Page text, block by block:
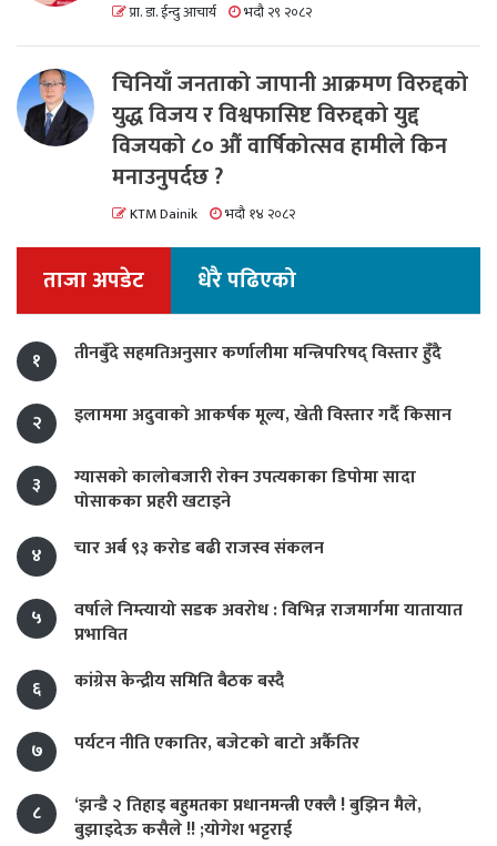
प्रा. डा. ईन्दु आचार्य भदौ २९ २०८२
चिनियाँ जनताको जापानी आक्रमण विरुद्दको
युद्ध विजय र विश्वफासिष्ट विरुद्दको युद्द
विजयको ८० औं वार्षिकोत्सव हामीले किन
मनाउनुपर्दछ ?
KTM Dainik भदौ १४ २०८२
ताजा अपडेट धेरै पढिएको
१ तीनबुँदे सहमतिअनुसार कर्णालीमा मन्त्रिपरिषद् विस्तार हुँदै
२ इलाममा अदुवाको आकर्षक मूल्य, खेती विस्तार गर्दै किसान
३
ग्यासको कालोबजारी रोक्न उपत्यकाका डिपोमा सादा
पोसाकका प्रहरी खटाइने
४
चार अर्ब ९३ करोड बढी राजस्व संकलन
५
वर्षाले निम्त्यायो सडक अवरोध : विभिन्न राजमार्गमा यातायात
प्रभावित
६
कांग्रेस केन्द्रीय समिति बैठक बस्दै
७ पर्यटन नीति एकातिर, बजेटको बाटो अर्कैतिर
८
‘झन्डै २ तिहाइ बहुमतका प्रधानमन्त्री एक्लै ! बुझिन मैले,
बुझाइदेऊ कसैले !! ;योगेश भट्टराई